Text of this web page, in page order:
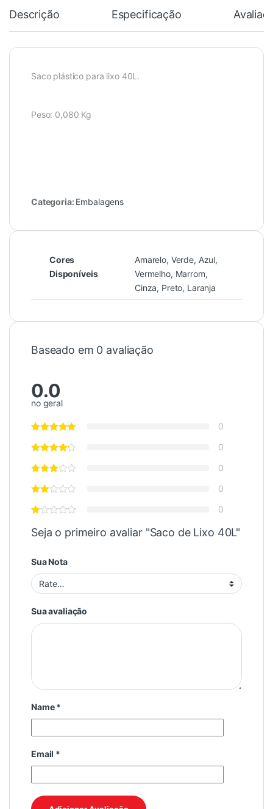
Descrição Especificação
Saco plástico para lixo 40L.
Peso: 0,080 Kg
Categoria: Embalagens
Cores
Disponíveis
Amarelo, Verde, Azul,
Vermelho, Marrom,
Cinza, Preto, Laranja
Baseado em 0 avaliação
0.0
no geral
0
0
0
0
0
Seja o primeiro avaliar "Saco de Lixo 40L"
Sua Nota
Sua avaliação
Name*
Email *